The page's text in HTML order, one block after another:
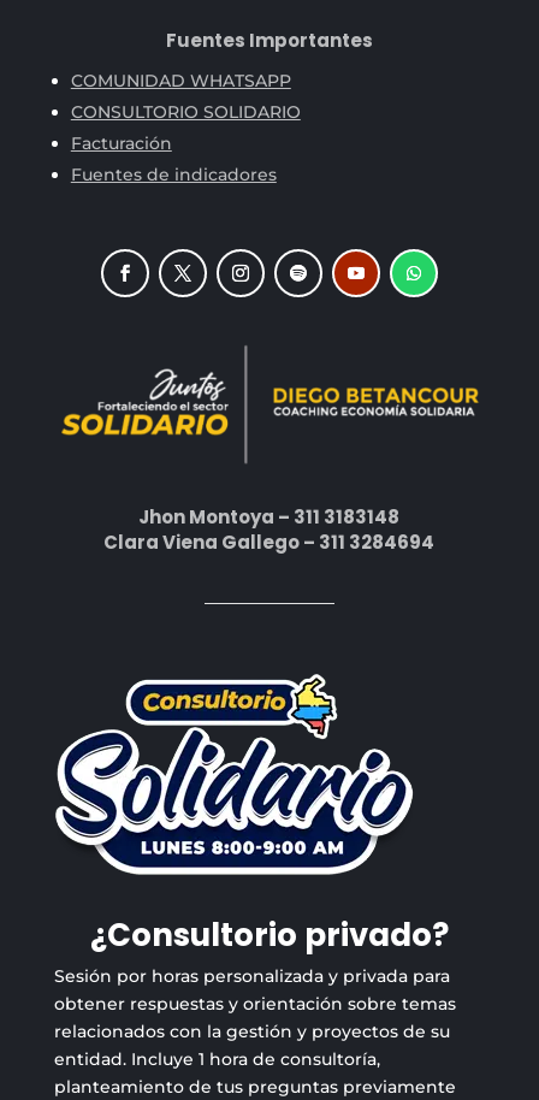
Fuentes Importantes
COMUNIDAD WHATSAPP
CONSULTORIO SOLIDARIO
Facturación
Fuentes de indicadores
Jhon Montoya – 311 3183148
Clara Viena Gallego – 311 3284694
¿Consultorio privado?
Sesión por horas personalizada y privada para
obtener respuestas y orientación sobre temas
relacionados con la gestión y proyectos de su
entidad. Incluye 1 hora de consultoría,
planteamiento de tus preguntas previamente